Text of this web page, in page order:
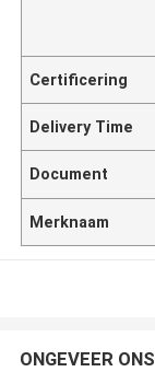
Certificering
Delivery Time
Document
Merknaam
ONGEVEER ONS